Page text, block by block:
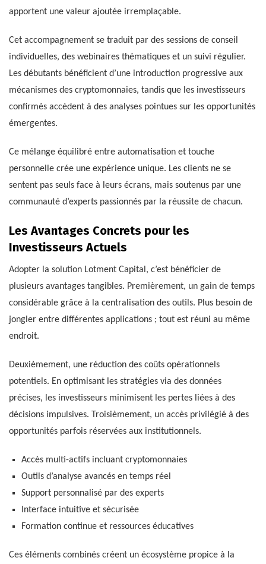
apportent une valeur ajoutée irremplaçable.
Cet accompagnement se traduit par des sessions de conseil
individuelles, des webinaires thématiques et un suivi régulier.
Les débutants bénéficient d’une introduction progressive aux
mécanismes des cryptomonnaies, tandis que les investisseurs
confirmés accèdent à des analyses pointues sur les opportunités
émergentes.
Ce mélange équilibré entre automatisation et touche
personnelle crée une expérience unique. Les clients ne se
sentent pas seuls face à leurs écrans, mais soutenus par une
communauté d’experts passionnés par la réussite de chacun.
Les Avantages Concrets pour les
Investisseurs Actuels
Adopter la solution Lotment Capital, c’est bénéficier de
plusieurs avantages tangibles. Premièrement, un gain de temps
considérable grâce à la centralisation des outils. Plus besoin de
jongler entre différentes applications ; tout est réuni au même
endroit.
Deuxièmement, une réduction des coûts opérationnels
potentiels. En optimisant les stratégies via des données
précises, les investisseurs minimisent les pertes liées à des
décisions impulsives. Troisièmement, un accès privilégié à des
opportunités parfois réservées aux institutionnels.
Accès multi-actifs incluant cryptomonnaies
Outils d’analyse avancés en temps réel
Support personnalisé par des experts
Interface intuitive et sécurisée
Formation continue et ressources éducatives
Ces éléments combinés créent un écosystème propice à la